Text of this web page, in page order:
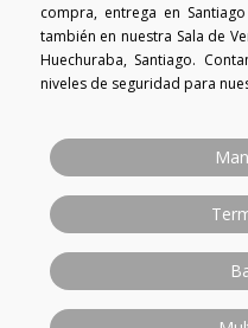
compra, entrega en
también en nuestra Sala de
Huechuraba, Santiago.
niveles de seguridad para